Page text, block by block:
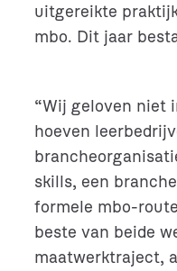
uitgereikte
mbo. Dit jaar
“Wij geloven niet
hoeven
skills, een
formele mbo-
beste van beide
maatwerktraject,